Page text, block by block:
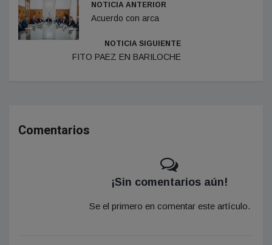
NOTICIA ANTERIOR
Acuerdo con arca
NOTICIA SIGUIENTE
FITO PAEZ EN BARILOCHE
Comentarios
¡Sin comentarios aún!
Se el primero en comentar este artículo.